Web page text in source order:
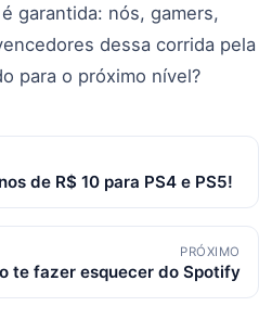
garantida: nós, gamers,
dessa corrida pela
para o próximo nível?
de R$ 10 para PS4 e PS5!
PRÓXIMO
te fazer esquecer do Spotify